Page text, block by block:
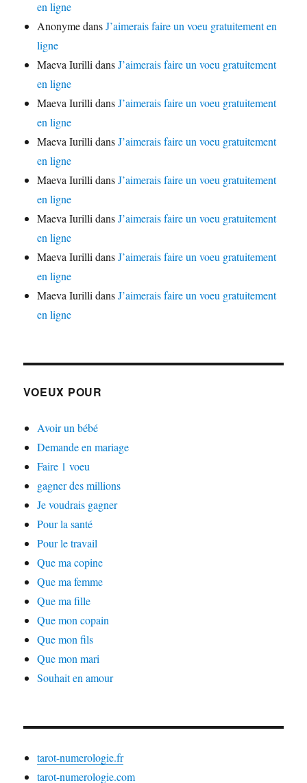
en ligne
AnonymedansJ’aimerais faire un voeu gratuitement en
ligne
Maeva Iurilli dansJ’aimerais faire un voeu gratuitement
en ligne
Maeva Iurilli dansJ’aimerais faire un voeu gratuitement
en ligne
Maeva Iurilli dansJ’aimerais faire un voeu gratuitement
en ligne
Maeva Iurilli dansJ’aimerais faire un voeu gratuitement
en ligne
Maeva Iurilli dansJ’aimerais faire un voeu gratuitement
en ligne
Maeva Iurilli dansJ’aimerais faire un voeu gratuitement
en ligne
Maeva Iurilli dansJ’aimerais faire un voeu gratuitement
en ligne
VOEUX POUR
Avoir un bébé
Demande en mariage
Faire 1 voeu
gagner des millions
Je voudrais gagner
Pour la santé
Pour le travail
Que ma copine
Que ma femme
Que ma fille
Que mon copain
Que mon fils
Que mon mari
Souhait en amour
tarot-numerologie.fr
tarot-numerologie.com